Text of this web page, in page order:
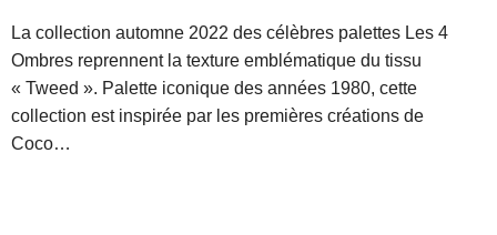
La collection automne 2022 des célèbres palettes Les 4
Ombres reprennent la texture emblématique du tissu
« Tweed ». Palette iconique des années 1980, cette
collection est inspirée par les premières créations de
Coco…